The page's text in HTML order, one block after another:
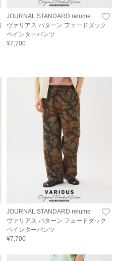
JOURNAL STANDARD relume
ヴァリアス パターン フェードダック
ペインターパンツ
¥7,700
JOURNAL STANDARD relume
ヴァリアス パターン フェードダック
ペインターパンツ
¥7,700